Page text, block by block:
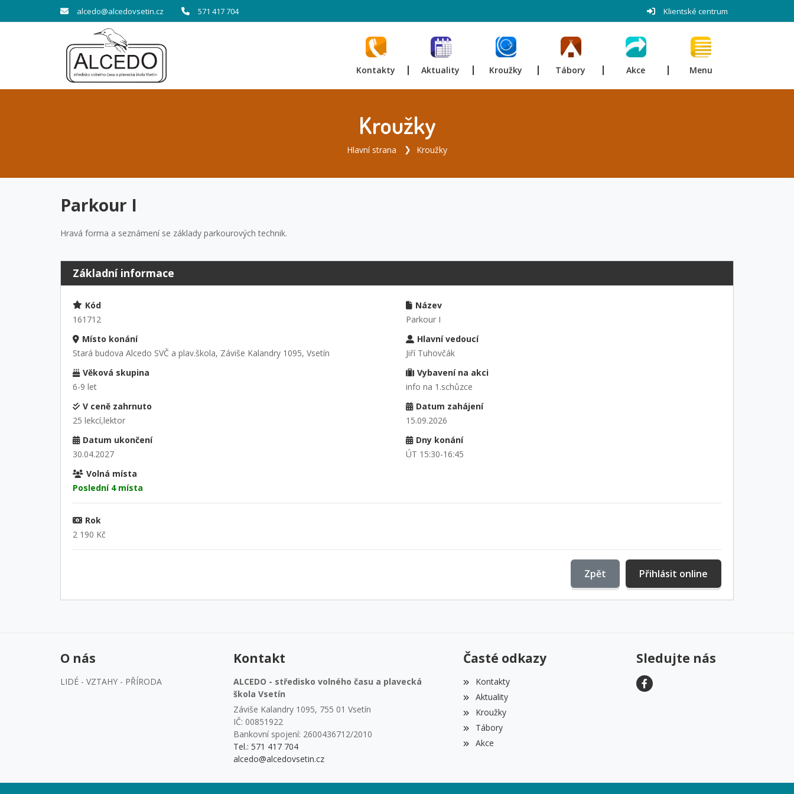
alcedo@alcedovsetin.cz 571 417 704 Klientské centrum
Kontakty Aktuality Kroužky Tábory Akce Menu
Kroužky
Hlavní strana Kroužky
Parkour I
Hravá forma a seznámení se základy parkourových technik.
Základní informace
Kód
161712
Název
Parkour I
Místo konání
Stará budova Alcedo SVČ a plav.škola, Záviše Kalandry 1095, Vsetín
Hlavní vedoucí
Jiří Tuhovčák
Věková skupina
6-9 let
Vybavení na akci
info na 1.schůzce
V ceně zahrnuto
25 lekcí,lektor
Datum zahájení
15.09.2026
Datum ukončení
30.04.2027
Dny konání
ÚT 15:30-16:45
Volná místa
Poslední 4 místa
Rok
2 190 Kč
Přihlásit online
Zpět
O nás
LIDÉ - VZTAHY - PŘÍRODA
Kontakt
ALCEDO - středisko volného času a plavecká
škola Vsetín
Záviše Kalandry 1095, 755 01 Vsetín
IČ: 00851922
Bankovní spojení: 2600436712/2010
Tel.: 571 417 704
alcedo@alcedovsetin.cz
Časté odkazy
Kontakty
Aktuality
Kroužky
Tábory
Akce
Sledujte nás